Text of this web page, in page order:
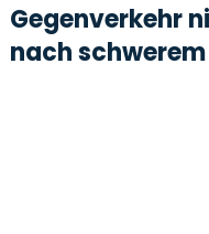
Gegenverkehr
nach